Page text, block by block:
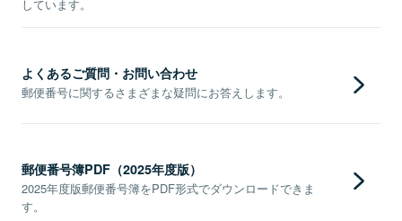
しています。
よくあるご質問・お問い合わせ
郵便番号に関するさまざまな疑問にお答えします。
郵便番号簿PDF（2025年度版）
2025年度版郵便番号簿をPDF形式でダウンロードできま
す。